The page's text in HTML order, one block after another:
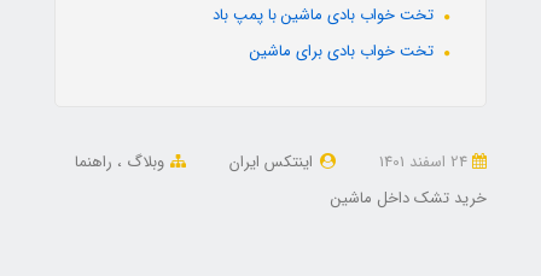
تخت خواب بادی ماشین با پمپ باد
تخت خواب بادی برای ماشین
اینتکس ایران وبلاگ
راهنما
خرید تشک داخل ماشین